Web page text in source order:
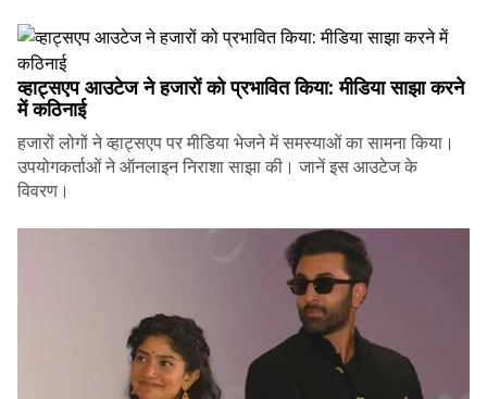
व्हाट्सएप आउटेज ने हजारों को प्रभावित किया: मीडिया साझा करने
में कठिनाई
हजारों लोगों ने व्हाट्सएप पर मीडिया भेजने में समस्याओं का सामना किया।
उपयोगकर्ताओं ने ऑनलाइन निराशा साझा की। जानें इस आउटेज के
विवरण।